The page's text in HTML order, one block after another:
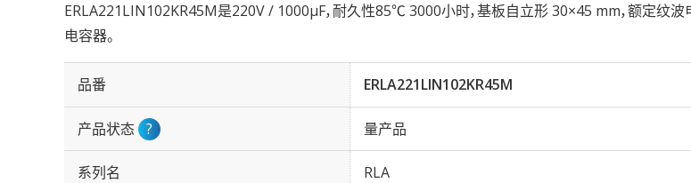
ERLA221LIN102KR45M是220V / 1000µF，耐久性85℃ 3000小时，基板自立形 30×45 mm，额定纹
电容器。
品番 ERLA221LIN102KR45M
产品状态 ? 量产品
系列名 RLA